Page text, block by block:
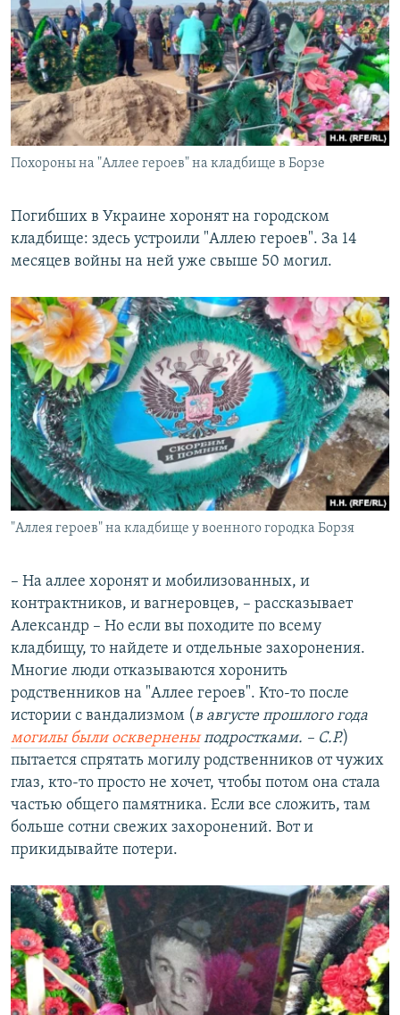
Похороны на "Аллее героев" на кладбище в Борзе
Погибших в Украине хоронят на городском
кладбище: здесь устроили "Аллею героев". За 14
месяцев войны на ней уже свыше 50 могил.
"Аллея героев" на кладбище у военного городка Борзя
– На аллее хоронят и мобилизованных, и
контрактников, и вагнеровцев, – рассказывает
Александр – Но если вы походите по всему
кладбищу, то найдете и отдельные захоронения.
Многие люди отказываются хоронить
родственников на "Аллее героев". Кто-то после
истории с вандализмом (в августе прошлого года
могилы были оскверненыподростками. – С.Р.)
пытается спрятать могилу родственников от чужих
глаз, кто-то просто не хочет, чтобы потом она стала
частью общего памятника. Если все сложить, там
больше сотни свежих захоронений. Вот и
прикидывайте потери.